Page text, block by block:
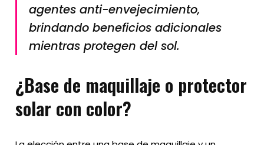
agentes anti-envejecimiento,
brindando beneficios adicionales
mientras protegen del sol.
¿Base de maquillaje o protector
solar con color?